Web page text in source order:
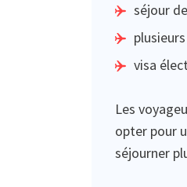
séjour
visa
Les
opter pour
séjourner